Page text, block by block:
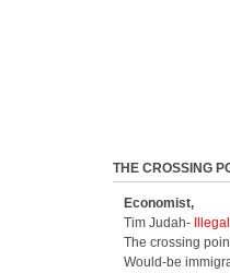
THE CROSSING
Economist,
Tim Judah-
The crossing
Would-be